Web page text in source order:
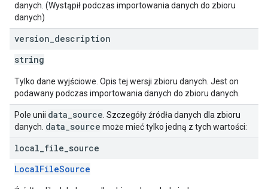
danych. (Wystąpił podczas importowania danych do zbioru
danych)
version description
string
Tylko dane wyjściowe. Opis tej wersji zbioru danych. Jest on
podawany podczas importowania danych do zbioru danych.
Pole unii data source . Szczegóły źródła danych dla zbioru
danych. data source może mieć tylko jedną z tych wartości:
local file source
LocalFileSource